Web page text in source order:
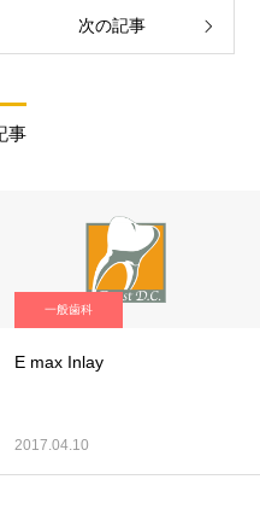
次の記事
事
一般歯科
E max Inlay
2017.04.10